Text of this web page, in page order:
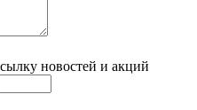
новостей и акций